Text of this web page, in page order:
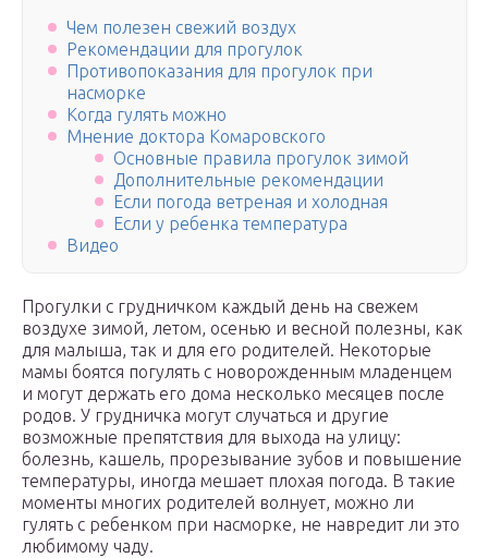
Чем полезен свежий воздух
Рекомендации для прогулок
Противопоказания для прогулок при
насморке
Когда гулять можно
Мнение доктора Комаровского
Основные правила прогулок зимой
Дополнительные рекомендации
Если погода ветреная и холодная
Если у ребенка температура
Видео
Прогулки с грудничком каждый день на свежем
воздухе зимой, летом, осенью и весной полезны, как
для малыша, так и для его родителей. Некоторые
мамы боятся погулять с новорожденным младенцем
и могут держать его дома несколько месяцев после
родов. У грудничка могут случаться и другие
возможные препятствия для выхода на улицу:
болезнь, кашель, прорезывание зубов и повышение
температуры, иногда мешает плохая погода. В такие
моменты многих родителей волнует, можно ли
гулять с ребенком при насморке, не навредит ли это
любимому чаду.